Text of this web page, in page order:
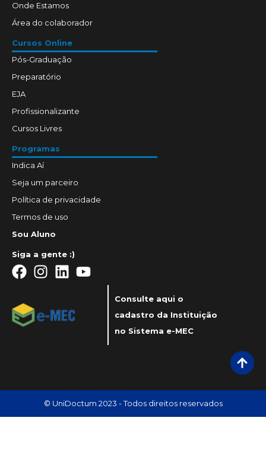
Onde Estamos
Área do colaborador
Cursos Online
Pós-Graduação
Preparatório
EJA
Profissionalizante
Cursos Livres
Programas
Indica Aí
Seja um parceiro
Política de privacidade
Termos de uso
Sou Aluno
Siga a gente :)
Consulte aqui o
cadastro da Instituição
no Sistema e-MEC
© UniDoctum 2023 - Todos direitos reservados